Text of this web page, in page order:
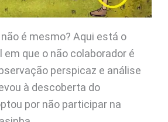
é mesmo? Aqui está o
que o não colaborador é
perspicaz e análise
à descoberta do
por não participar na